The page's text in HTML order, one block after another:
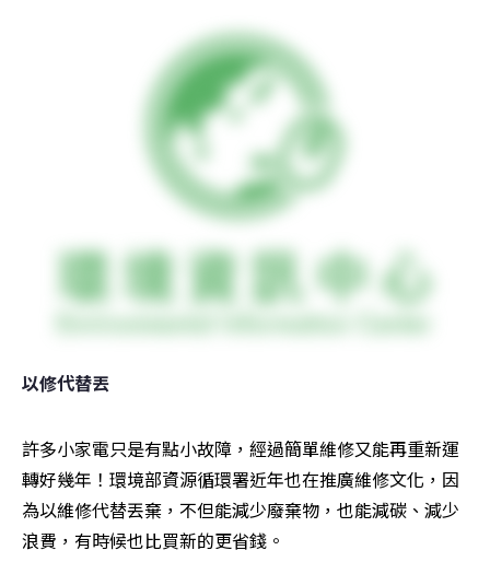
以修代替丟
許多小家電只是有點小故障，經過簡單維修又能再重新運
轉好幾年！環境部資源循環署近年也在推廣維修文化，因
為以維修代替丟棄，不但能減少廢棄物，也能減碳、減少
浪費，有時候也比買新的更省錢。